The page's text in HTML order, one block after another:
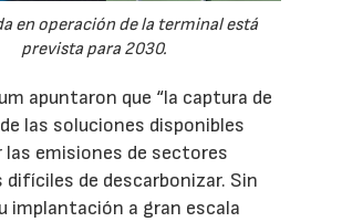
en operación de la terminal está
prevista para 2030.
apuntaron que “la captura de
las soluciones disponibles
las emisiones de sectores
de descarbonizar. Sin
implantación a gran escala